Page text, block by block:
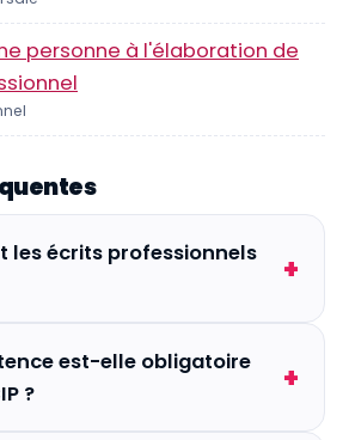
personne à l'élaboration de
les écrits professionnels
est-elle obligatoire
?